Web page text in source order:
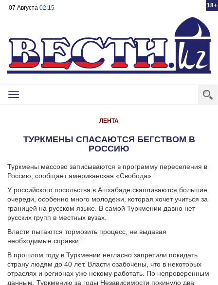
18+
07 Августа 02:15
Toggle
ЛЕНТА
ТУРКМЕНЫ СПАСАЮТСЯ БЕГСТВОМ В
РОССИЮ
Туркмены массово записываются в программу переселения в
Россию, сообщает американская «Свобода».
У российского посольства в Ашхабаде скапливаются большие
очереди, особенно много молодежи, которая хочет учиться за
границей на русском языке. В самой Туркмении давно нет
русских групп в местных вузах.
Власти пытаются тормозить процесс, не выдавая
необходимые справки.
В прошлом году в Туркмении негласно запретили покидать
страну людям до 40 лет. Власти озабочены, что в некоторых
отраслях и регионах уже некому работать. По непроверенным
данным, Туркмению за годы Независимости покинуло два